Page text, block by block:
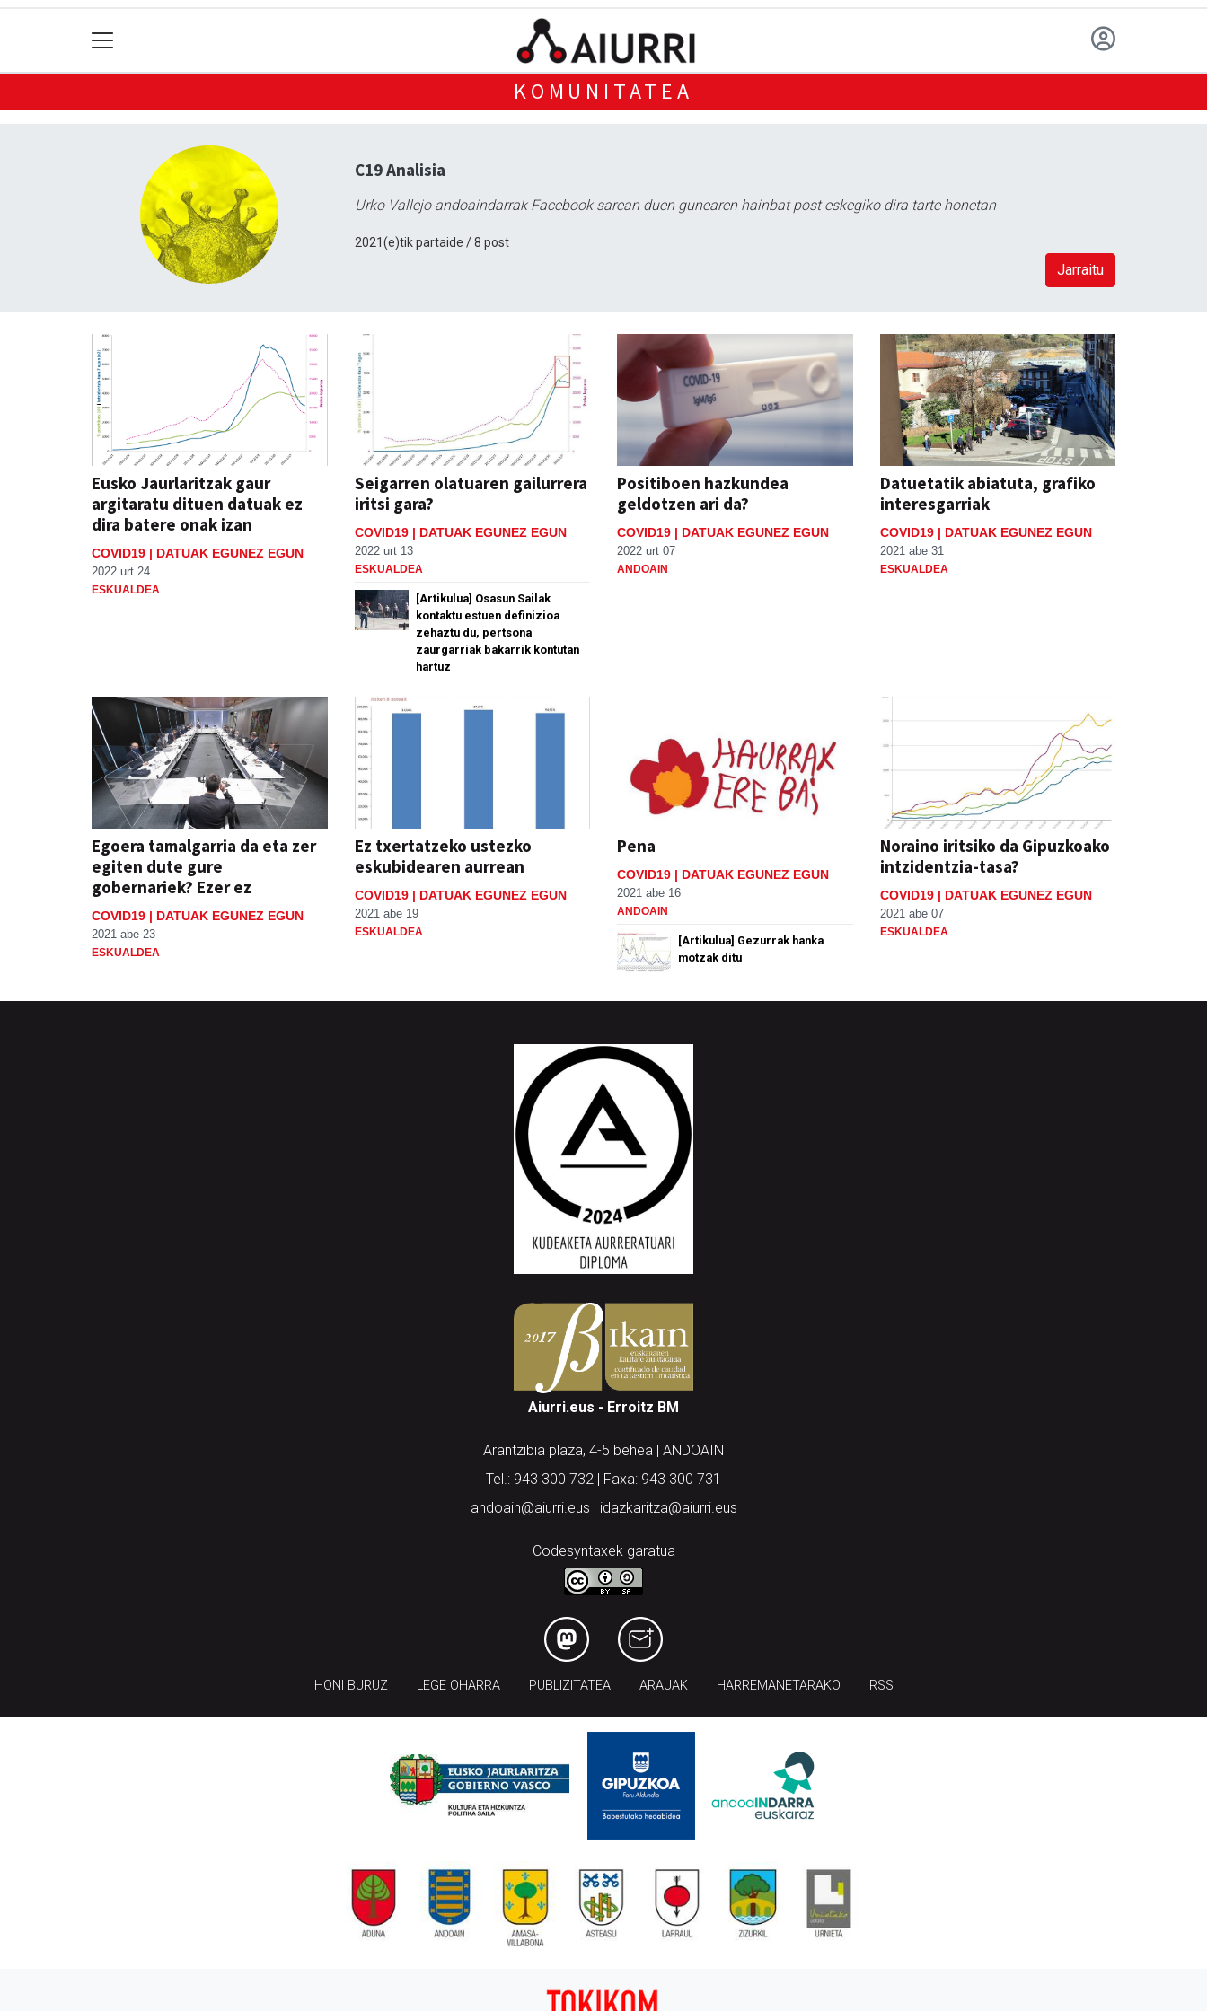
KOMUNITATEA
C19 Analisia
Urko Vallejo andoaindarrak Facebook sarean duen gunearen hainbat post eskegiko dira tarte honetan
2021(e)tik partaide / 8 post
Jarraitu
Eusko Jaurlaritzak gaur
argitaratu dituen datuak ez
dira batere onak izan
COVID19 | DATUAK EGUNEZ EGUN
2022 urt 24
ESKUALDEA
Seigarren olatuaren gailurrera
iritsi gara?
COVID19 | DATUAK EGUNEZ EGUN
2022 urt 13
ESKUALDEA
[Artikulua] Osasun Sailak
kontaktu estuen definizioa
zehaztu du, pertsona
zaurgarriak bakarrik kontutan
hartuz
Positiboen hazkundea
geldotzen ari da?
COVID19 | DATUAK EGUNEZ EGUN
2022 urt 07
ANDOAIN
Datuetatik abiatuta, grafiko
interesgarriak
COVID19 | DATUAK EGUNEZ EGUN
2021 abe 31
ESKUALDEA
Egoera tamalgarria da eta zer
egiten dute gure
gobernariek? Ezer ez
COVID19 | DATUAK EGUNEZ EGUN
2021 abe 23
ESKUALDEA
Ez txertatzeko ustezko
eskubidearen aurrean
COVID19 | DATUAK EGUNEZ EGUN
2021 abe 19
ESKUALDEA
Pena
COVID19 | DATUAK EGUNEZ EGUN
2021 abe 16
ANDOAIN
[Artikulua] Gezurrak hanka
motzak ditu
Noraino iritsiko da Gipuzkoako
intzidentzia-tasa?
COVID19 | DATUAK EGUNEZ EGUN
2021 abe 07
ESKUALDEA
Aiurri.eus - Erroitz BM
Arantzibia plaza, 4-5 behea | ANDOAIN
Tel.: 943 300 732 | Faxa: 943 300 731
andoain@aiurri.eus | idazkaritza@aiurri.eus
Codesyntaxek garatua
HONI BURUZ LEGE OHARRA PUBLIZITATEA ARAUAK HARREMANETARAKO RSS